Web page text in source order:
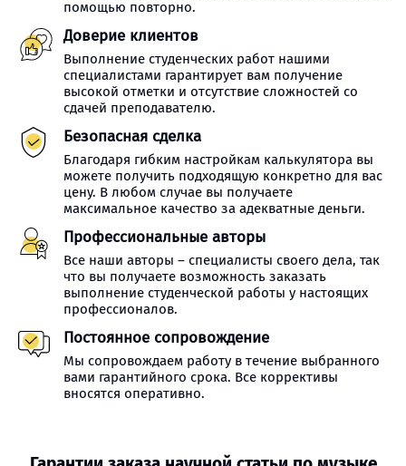
помощью повторно.
Доверие клиентов
Выполнение студенческих работ нашими
специалистами гарантирует вам получение
высокой отметки и отсутствие сложностей со
сдачей преподавателю.
Безопасная сделка
Благодаря гибким настройкам калькулятора вы
можете получить подходящую конкретно для вас
цену. В любом случае вы получаете
максимальное качество за адекватные деньги.
Профессиональные авторы
Все наши авторы – специалисты своего дела, так
что вы получаете возможность заказать
выполнение студенческой работы у настоящих
профессионалов.
Постоянное сопровождение
Мы сопровождаем работу в течение выбранного
вами гарантийного срока. Все коррективы
вносятся оперативно.